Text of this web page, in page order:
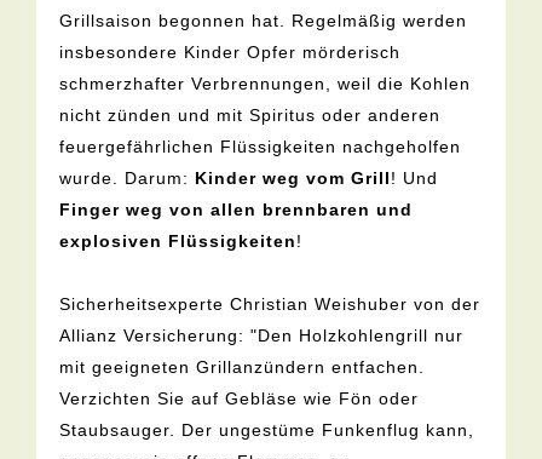
Grillsaison begonnen hat. Regelmäßig werden
insbesondere Kinder Opfer mörderisch
schmerzhafter Verbrennungen, weil die Kohlen
nicht zünden und mit Spiritus oder anderen
feuergefährlichen Flüssigkeiten nachgeholfen
wurde. Darum: Kinder weg vom Grill! Und
Finger weg von allen brennbaren und
explosiven Flüssigkeiten!
Sicherheitsexperte Christian Weishuber von der
Allianz Versicherung: "Den Holzkohlengrill nur
mit geeigneten Grillanzündern entfachen.
Verzichten Sie auf Gebläse wie Fön oder
Staubsauger. Der ungestüme Funkenflug kann,